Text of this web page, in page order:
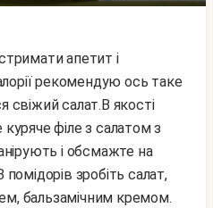
рекомендую ось таке
свіжий салат.В якості
куряче філе з салатом з
і обсмажте на
зробіть салат,
бальзамічним кремом.